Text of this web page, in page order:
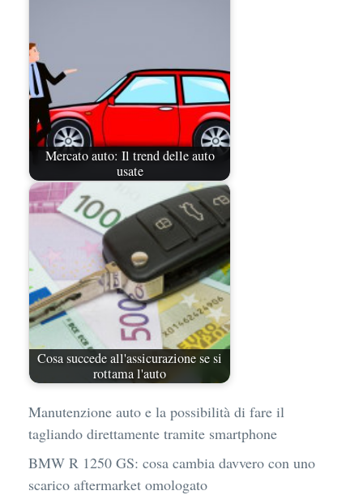
Mercato auto: Il trend delle auto
usate
Cosa succede all'assicurazione se si
rottama l'auto
Manutenzione auto e la possibilità di fare il
tagliando direttamente tramite smartphone
BMW R 1250 GS: cosa cambia davvero con uno
scarico aftermarket omologato